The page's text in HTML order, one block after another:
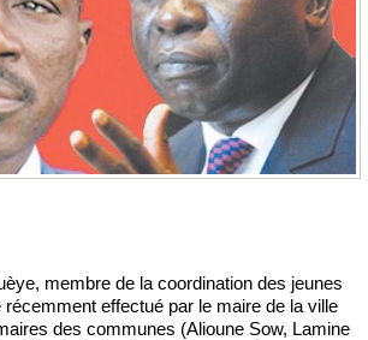
membre de la coordination des jeunes
effectué par le maire de la ville
des communes (Alioune Sow, Lamine